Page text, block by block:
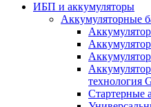
ИБП и аккумуляторы
Аккумуляторные
технология
Стартерные